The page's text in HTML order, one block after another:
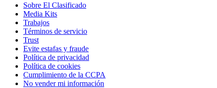
Sobre El Clasificado
Media Kits
Trabajos
Términos de servicio
Trust
Evite estafas y fraude
Política de privacidad
Política de cookies
Cumplimiento de la CCPA
No vender mi información